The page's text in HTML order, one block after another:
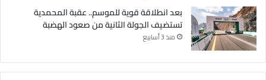
بعد انطلاقة قوية للموسم.. عقبة المحمدية
تستضيف الجولة الثانية من صعود الهضبة
منذ 3 أسابيع